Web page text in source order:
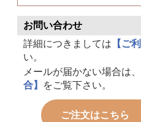
お問い合わせ
詳細につきましては 【ご
い。
メールが届かない場合は、
合】
をご覧下さい。
ご注文はこちら